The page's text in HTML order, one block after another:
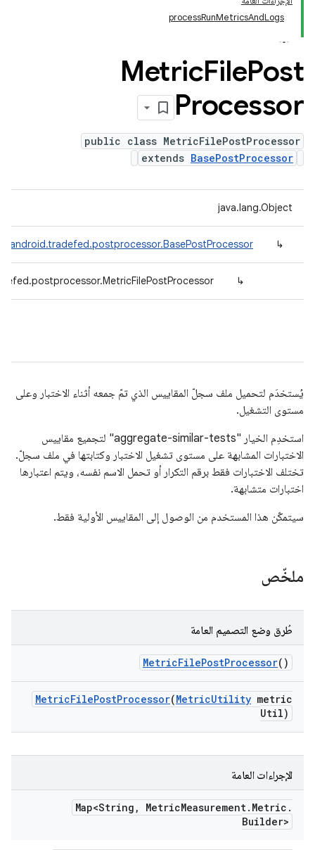
processRunMetricsAndLogs
MetricFilePost
Processor
public class MetricFilePostProcessor
extends BasePostProcessor
java.lang.Object
↳
↳
يُستخدَم لتحميل ملف سجلّ المقاييس الذي تمّ جمعه أثناء الاختبار وعلى
مستوى التشغيل.
استخدِم الخيار "aggregate-similar-tests" لتجميع مقاييس
الاختبارات المشابهة على مستوى تشغيل الاختبار وكتابتها في ملف سجلّ.
تختلف الاختبارات فقط برقم التكرار أو تحمل الاسم نفسه، ويتم اعتبارها
اختبارات متشابهة.
سيتمكّن هذا المستخدم من الوصول إلى المقاييس الأولية فقط.
ملخّص
طُرق وضع التصميم العامة
MetricFilePostProcessor()
MetricFilePostProcessor(MetricUtility metric
Util)
الإجراءات العامة
Map<String , MetricMeasurement. Metric .
Builder>